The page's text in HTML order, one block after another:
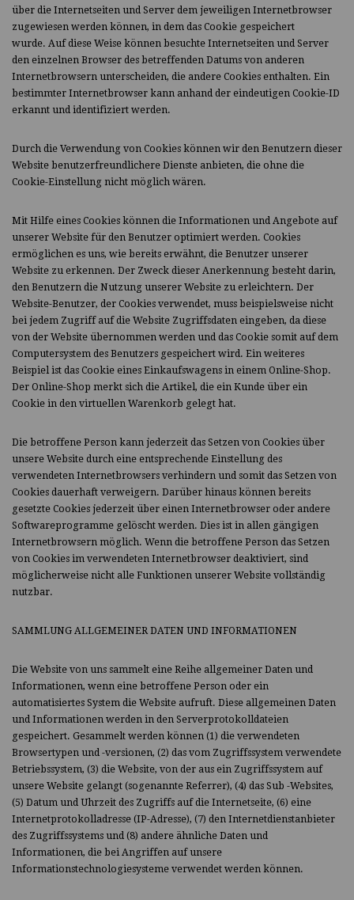
über die Internetseiten und Server dem jeweiligen Internetbrowser
zugewiesen werden können, in dem das Cookie gespeichert
wurde. Auf diese Weise können besuchte Internetseiten und Server
den einzelnen Browser des betreffenden Datums von anderen
Internetbrowsern unterscheiden, die andere Cookies enthalten. Ein
bestimmter Internetbrowser kann anhand der eindeutigen Cookie-ID
erkannt und identifiziert werden.
Durch die Verwendung von Cookies können wir den Benutzern dieser
Website benutzerfreundlichere Dienste anbieten, die ohne die
Cookie-Einstellung nicht möglich wären.
Mit Hilfe eines Cookies können die Informationen und Angebote auf
unserer Website für den Benutzer optimiert werden. Cookies
ermöglichen es uns, wie bereits erwähnt, die Benutzer unserer
Website zu erkennen. Der Zweck dieser Anerkennung besteht darin,
den Benutzern die Nutzung unserer Website zu erleichtern. Der
Website-Benutzer, der Cookies verwendet, muss beispielsweise nicht
bei jedem Zugriff auf die Website Zugriffsdaten eingeben, da diese
von der Website übernommen werden und das Cookie somit auf dem
Computersystem des Benutzers gespeichert wird. Ein weiteres
Beispiel ist das Cookie eines Einkaufswagens in einem Online-Shop.
Der Online-Shop merkt sich die Artikel, die ein Kunde über ein
Cookie in den virtuellen Warenkorb gelegt hat.
Die betroffene Person kann jederzeit das Setzen von Cookies über
unsere Website durch eine entsprechende Einstellung des
verwendeten Internetbrowsers verhindern und somit das Setzen von
Cookies dauerhaft verweigern. Darüber hinaus können bereits
gesetzte Cookies jederzeit über einen Internetbrowser oder andere
Softwareprogramme gelöscht werden. Dies ist in allen gängigen
Internetbrowsern möglich. Wenn die betroffene Person das Setzen
von Cookies im verwendeten Internetbrowser deaktiviert, sind
möglicherweise nicht alle Funktionen unserer Website vollständig
nutzbar.
SAMMLUNG ALLGEMEINER DATEN UND INFORMATIONEN
Die Website von uns sammelt eine Reihe allgemeiner Daten und
Informationen, wenn eine betroffene Person oder ein
automatisiertes System die Website aufruft. Diese allgemeinen Daten
und Informationen werden in den Serverprotokolldateien
gespeichert. Gesammelt werden können (1) die verwendeten
Browsertypen und -versionen, (2) das vom Zugriffssystem verwendete
Betriebssystem, (3) die Website, von der aus ein Zugriffssystem auf
unsere Website gelangt (sogenannte Referrer), (4) das Sub -Websites,
(5) Datum und Uhrzeit des Zugriffs auf die Internetseite, (6) eine
Internetprotokolladresse (IP-Adresse), (7) den Internetdienstanbieter
des Zugriffssystems und (8) andere ähnliche Daten und
Informationen, die bei Angriffen auf unsere
Informationstechnologiesysteme verwendet werden können.